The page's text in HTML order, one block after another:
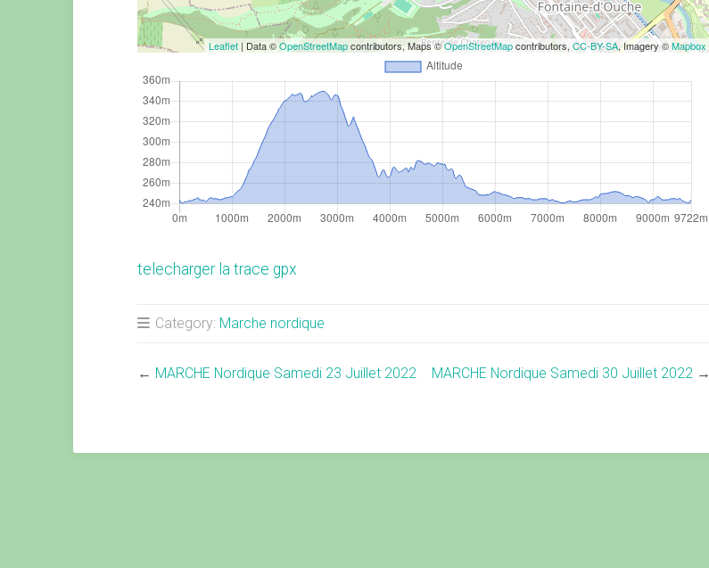
Leaflet | Data ©OpenStreetMapcontributors, Maps ©OpenStreetMapcontributors,CC-BY-SA, Imagery ©Mapbox
telecharger la trace gpx
Category: Marche nordique
← MARCHE Nordique Samedi 23 Juillet 2022 MARCHE Nordique Samedi 30 Juillet 2022 →